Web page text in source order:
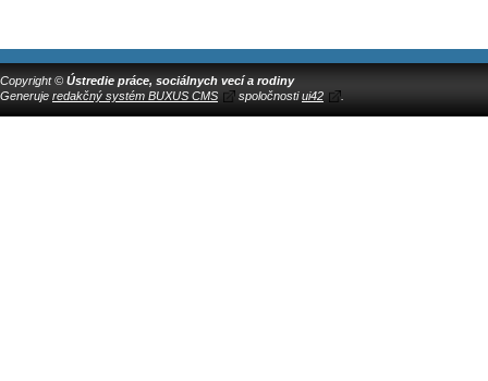
Copyright © Ústredie práce, sociálnych vecí a rodiny
Generuje redakčný systém BUXUS CMS spoločnostiui42